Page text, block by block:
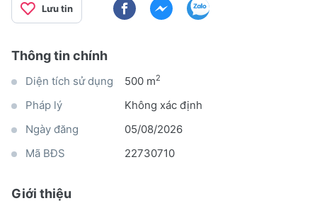
Lưu tin
Thông tin chính
Diện tích sử dụng 500 m2
Pháp lý
Không xác định
Ngày đăng
05/08/2026
Mã BĐS
22730710
Giới thiệu